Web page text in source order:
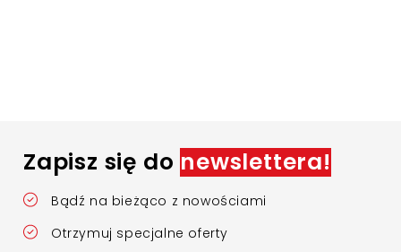
Zapisz się do newslettera!
Bądź na bieżąco z nowościami
Otrzymuj specjalne oferty